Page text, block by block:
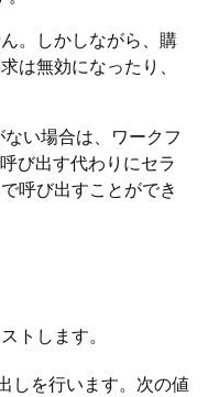
。しかしながら、購
は無効になったり、
い場合は、ワークフ
び出す代わりにセラ
呼び出すことができ
トします。
しを行います。次の値